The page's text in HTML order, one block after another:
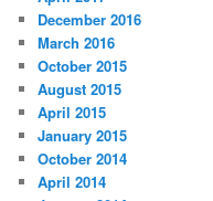
December 2016
March 2016
October 2015
August 2015
April 2015
January 2015
October 2014
April 2014